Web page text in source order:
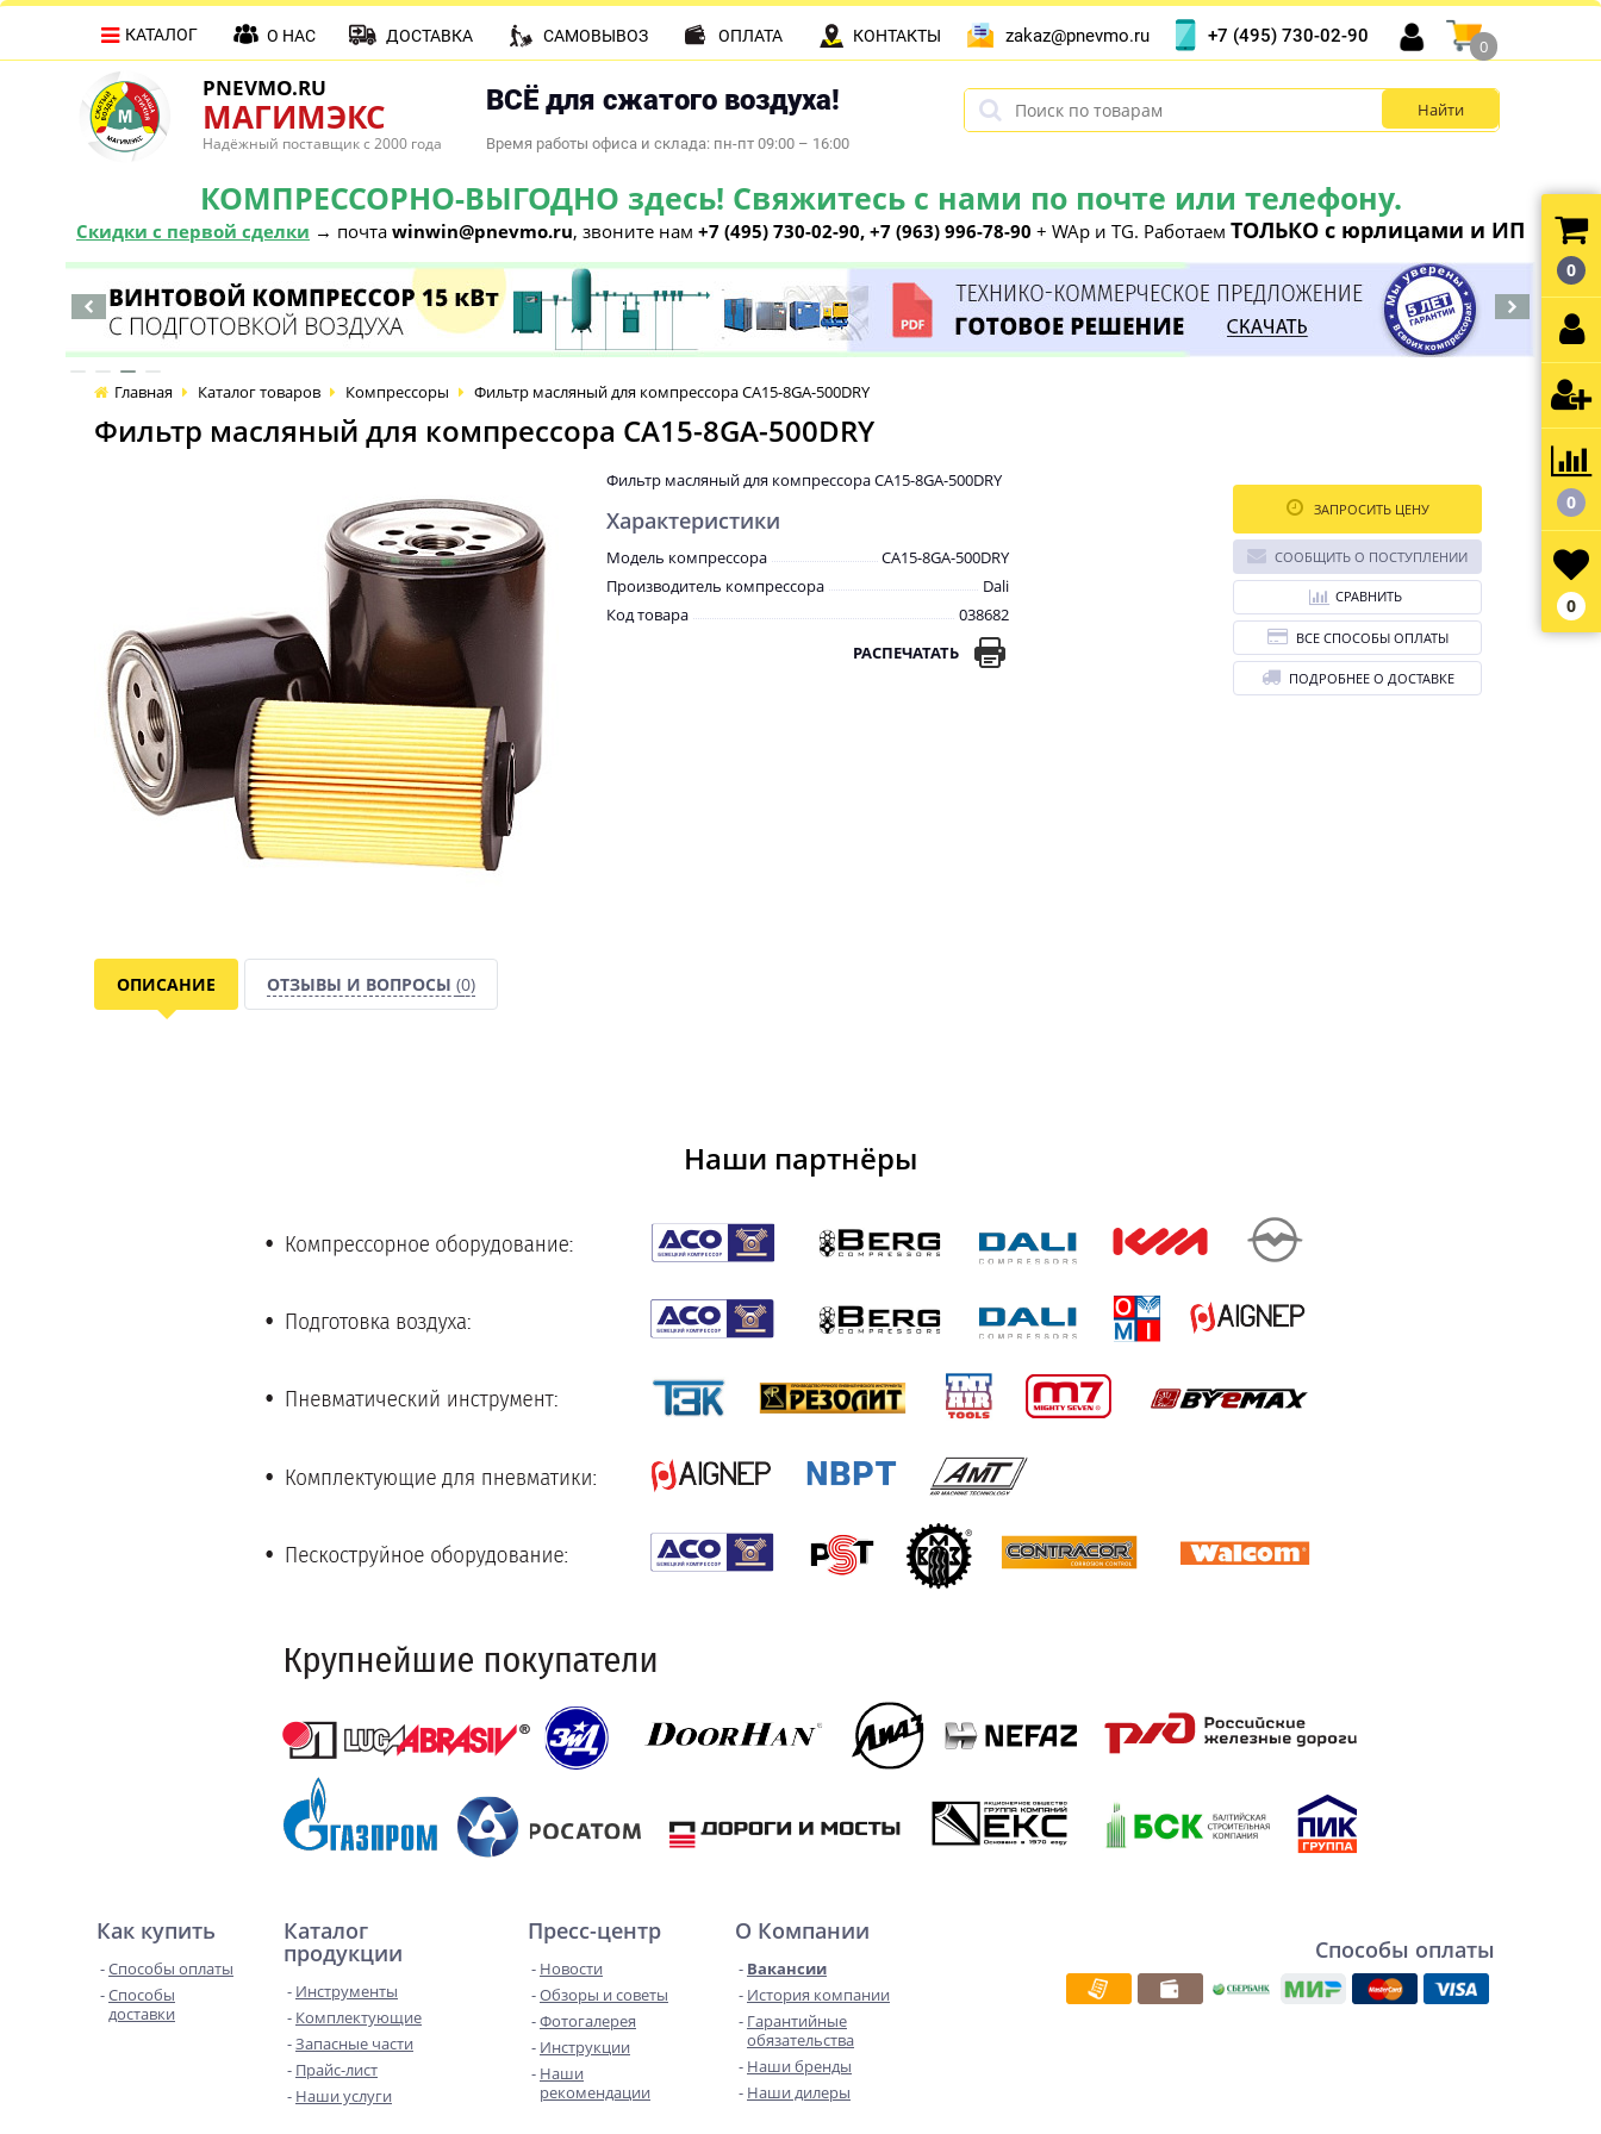
PNEVMO.RU
МАГИМЭКС
Надёжный поставщик с 2000 года
ВСЁ для сжатого воздуха!
Время работы офиса и склада: пн-пт 09:00 – 16:00
КОМПРЕССОРНО-ВЫГОДНО здесь! Свяжитесь с нами по почте или телефону.
Скидки с первой сделки → почта winwin@pnevmo.ru, звоните нам +7 (495) 730-02-90, +7 (963) 996-78-90 + WAp и TG. Работаем ТОЛЬКО с юрлицами и ИП
КАТАЛОГ О НАС ДОСТАВКА САМОВЫВОЗ ОПЛАТА КОНТАКТЫ zakaz@pnevmo.ru +7 (495) 730-02-90
0
Главная Каталог товаров Компрессоры Фильтр масляный для компрессора CA15-8GA-500DRY
Фильтр масляный для компрессора CA15-8GA-500DRY
Фильтр масляный для компрессора CA15-8GA-500DRY
Характеристики
Модель компрессора
CA15-8GA-500DRY
Производитель компрессора
Dali
Код товара
038682
РАСПЕЧАТАТЬ
ЗАПРОСИТЬ ЦЕНУ
СООБЩИТЬ О ПОСТУПЛЕНИИ
СРАВНИТЬ
ВСЕ СПОСОБЫ ОПЛАТЫ
ПОДРОБНЕЕ О ДОСТАВКЕ
ОПИСАНИЕ ОТЗЫВЫ И ВОПРОСЫ (0)
Наши партнёры
Как купить
Способы оплаты
Способы
доставки
Каталог
продукции
Инструменты
Комплектующие
Запасные части
Прайс-лист
Наши услуги
Пресс-центр
Новости
Обзоры и советы
Фотогалерея
Инструкции
Наши
рекомендации
О Компании
Вакансии
История компании
Гарантийные
обязательства
Наши бренды
Наши дилеры
Способы оплаты
0
0
0